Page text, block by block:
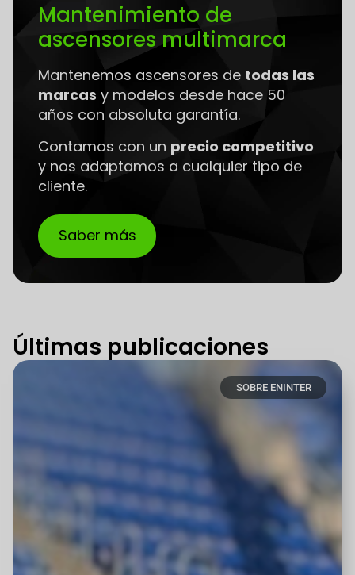
Mantenimiento de
ascensores multimarca
Mantenemos ascensores de todas las
marcas y modelos desde hace 50
años con absoluta garantía.
Contamos con un precio competitivo
y nos adaptamos a cualquier tipo de
cliente.
Saber más
Últimas publicaciones
SOBRE ENINTER